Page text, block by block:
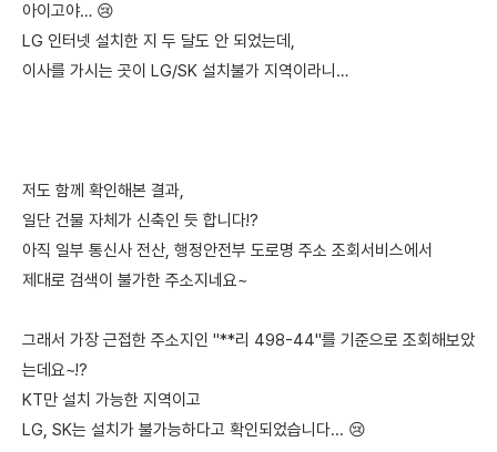
아이고야… 😢
LG 인터넷 설치한 지 두 달도 안 되었는데,
이사를 가시는 곳이 LG/SK 설치불가 지역이라니…
저도 함께 확인해본 결과,
일단 건물 자체가 신축인 듯 합니다!?
아직 일부 통신사 전산, 행정안전부 도로명 주소 조회서비스에서
제대로 검색이 불가한 주소지네요~
그래서 가장 근접한 주소지인 "**리 498-44"를 기준으로 조회해보았
는데요~!?
KT만 설치 가능한 지역이고
LG, SK는 설치가 불가능하다고 확인되었습니다... 😢